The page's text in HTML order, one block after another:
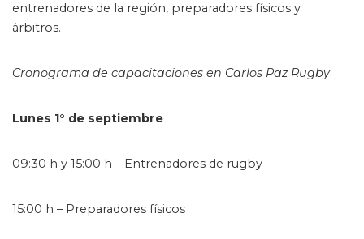
entrenadores de la región, preparadores físicos y
árbitros.
Cronograma de capacitaciones en Carlos Paz Rugby:
Lunes 1° de septiembre
09:30 h y 15:00 h – Entrenadores de rugby
15:00 h – Preparadores físicos